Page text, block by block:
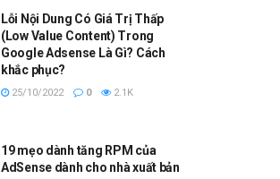
Lỗi Nội Dung Có Giá Trị Thấp
(Low Value Content) Trong
Google Adsense Là Gì? Cách
khắc phục?
25/10/2022 0 2.1K
19 mẹo dành tăng RPM của
AdSense dành cho nhà xuất bản